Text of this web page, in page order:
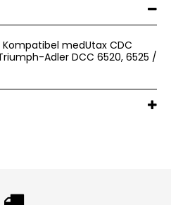
medUtax CDC
Adler DCC 6520, 6525 /